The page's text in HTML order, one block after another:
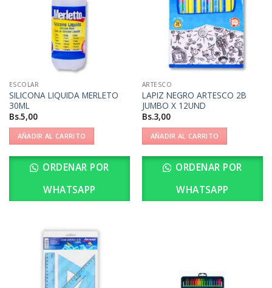
ESCOLAR
SILICONA LIQUIDA MERLETO
30ML
Bs.5,00
AÑADIR AL CARRITO
ORDENAR POR
WHATSAPP
ARTESCO
LAPIZ NEGRO ARTESCO 2B
JUMBO X 12UND
Bs.3,00
AÑADIR AL CARRITO
ORDENAR POR
WHATSAPP